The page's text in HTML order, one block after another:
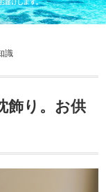
識
飾り。お供